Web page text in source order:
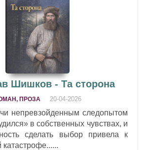
Шишков - Та сторона
ПРОЗА 20-04-2026
непревзойденным следопытом
в собственных чувствах, и
сделать выбор привела к